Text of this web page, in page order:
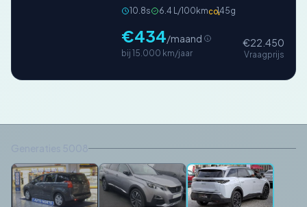
10.8s 6.4 L/100kmCO₂145g
€434/maand
bij 15.000 km/jaar
€22.450
Vraagprijs